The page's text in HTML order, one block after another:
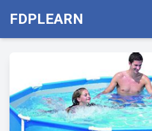
FDPLEARN